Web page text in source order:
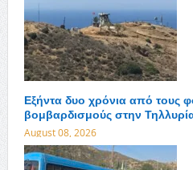
Εξήντα δυο χρόνια από τους
βομβαρδισμούς στην
August 08, 2026